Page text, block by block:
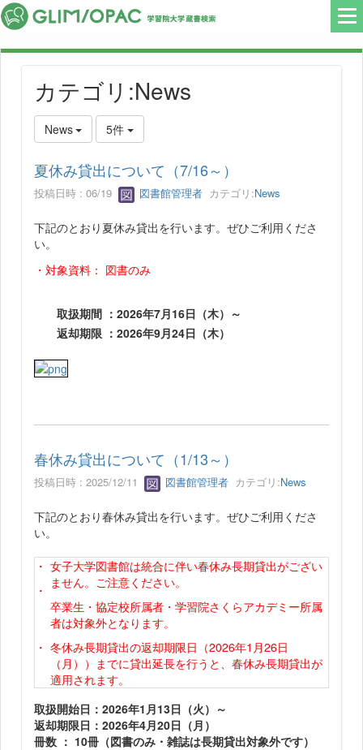
カテゴリ:News
News 5件
夏休み貸出について（7/16～）
投稿日時 : 06/19 図書館管理者 カテゴリ:News
下記のとおり夏休み貸出を行います。ぜひご利用くださ
い。
・対象資料： 図書のみ
取扱期間 ： 2026年7月16日（木）～
返却期限 ： 2026年9月24日（木）
春休み貸出について（1/13～）
投稿日時 : 2025/12/11 図書館管理者 カテゴリ:News
下記のとおり春休み貸出を行います。ぜひご利用くださ
い。
・
・
女子大学図書館は統合に伴い春休み長期貸出がござい
ません。ご注意ください。
卒業生・協定校所属者・学習院さくらアカデミー所属
者は対象外となります。
・ 冬休み長期貸出の返却期限日（2026年1月26日
（月））までに貸出延長を行うと、春休み長期貸出が
適用されます。
取扱開始日：2026年1月13日（火）～
返却期限日：2026年4月20日（月）
冊数 ： 10冊（図書のみ・雑誌は長期貸出対象外です）